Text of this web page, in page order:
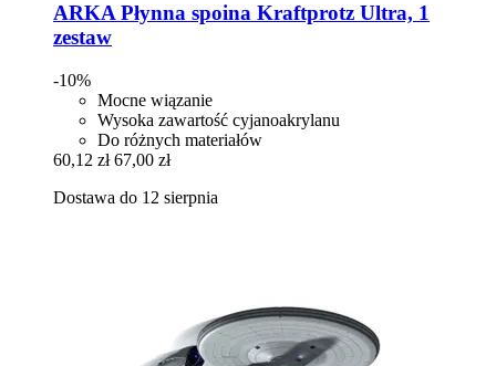
ARKA Płynna spoina Kraftprotz Ultra, 1
zestaw
-10%
Mocne wiązanie
Wysoka zawartość cyjanoakrylanu
Do różnych materiałów
60,12 zł 67,00 zł
Dostawa do 12 sierpnia